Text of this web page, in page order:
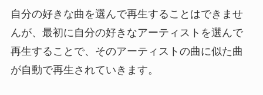
自分の好きな曲を選んで再生することはできませ
んが、最初に自分の好きなアーティストを選んで
再生することで、そのアーティストの曲に似た曲
が自動で再生されていきます。